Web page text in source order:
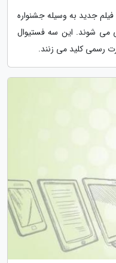
در طول فقط چند هفته آینده بیش از 300 فیلم جدید به وسیله جشنواره
می شوند. این سه فستیوال
رسمی کلید می زنند.